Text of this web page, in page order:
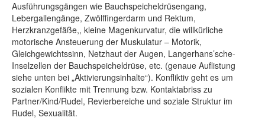
Ausführungsgängen wie Bauchspeicheldrüsengang,
Lebergallengänge, Zwölffingerdarm und Rektum,
Herzkranzgefäße,, kleine Magenkurvatur, die willkürliche
motorische Ansteuerung der Muskulatur – Motorik,
Gleichgewichtssinn, Netzhaut der Augen, Langerhans’sche-
Inselzellen der Bauchspeicheldrüse, etc. (genaue Auflistung
siehe unten bei „Aktivierungsinhalte“). Konfliktiv geht es um
sozialen Konflikte mit Trennung bzw. Kontaktabriss zu
Partner/Kind/Rudel, Revierbereiche und soziale Struktur im
Rudel, Sexualität.